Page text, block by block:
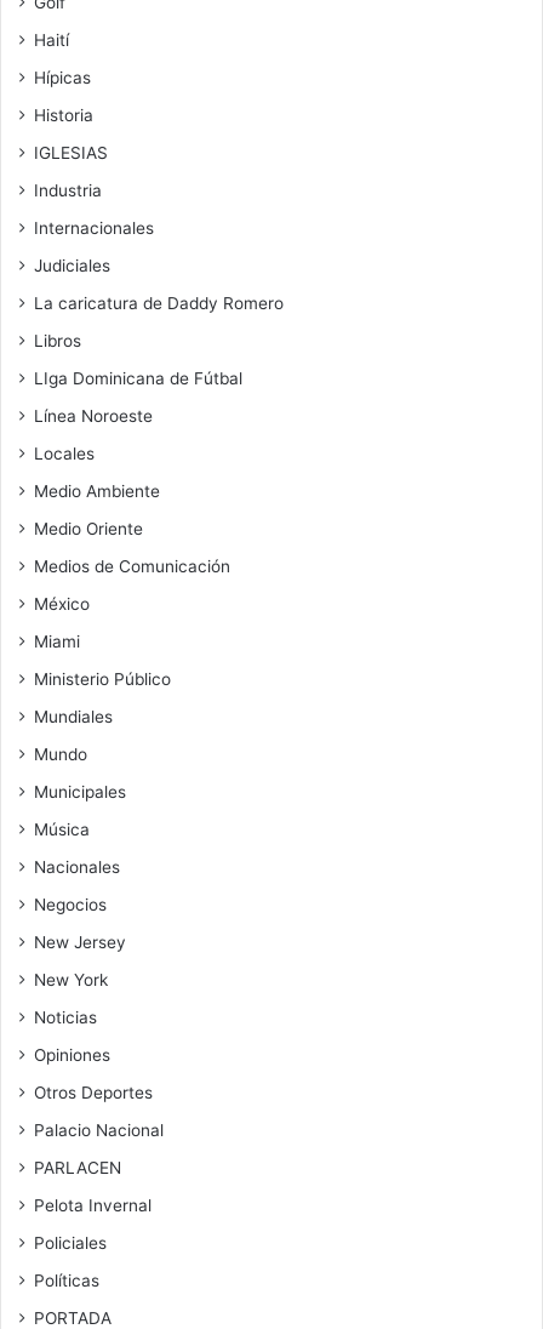
Haití
Hípicas
Historia
IGLESIAS
Industria
Internacionales
Judiciales
La caricatura de Daddy Romero
Libros
LIga Dominicana de Fútbal
Línea Noroeste
Locales
Medio Ambiente
Medio Oriente
Medios de Comunicación
México
Miami
Ministerio Público
Mundiales
Mundo
Municipales
Música
Nacionales
Negocios
New Jersey
New York
Noticias
Opiniones
Otros Deportes
Palacio Nacional
PARLACEN
Pelota Invernal
Policiales
Políticas
PORTADA